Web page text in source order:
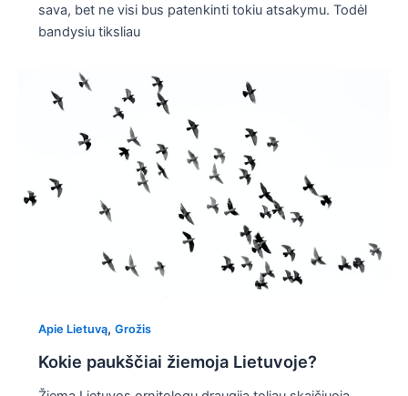
sava, bet ne visi bus patenkinti tokiu atsakymu. Todėl
bandysiu tiksliau
Apie Lietuvą, Grožis
Kokie paukščiai žiemoja Lietuvoje?